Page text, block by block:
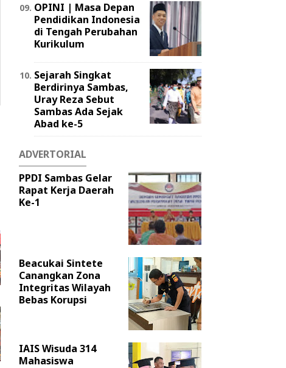
OPINI | Masa Depan
Pendidikan Indonesia
di Tengah Perubahan
Kurikulum
Sejarah Singkat
Berdirinya Sambas,
Uray Reza Sebut
Sambas Ada Sejak
Abad ke-5
ADVERTORIAL
PPDI Sambas Gelar
Rapat Kerja Daerah
Ke-1
Beacukai Sintete
Canangkan Zona
Integritas Wilayah
Bebas Korupsi
IAIS Wisuda 314
Mahasiswa